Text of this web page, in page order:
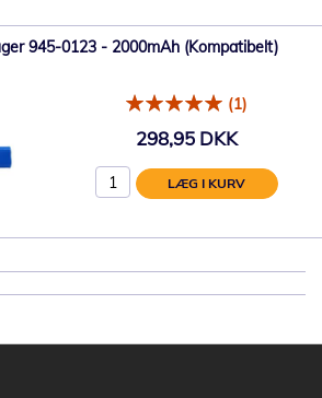
945-0123 - 2000mAh (Kompatibelt)
(1)
298,95 DKK
LÆG I KURV